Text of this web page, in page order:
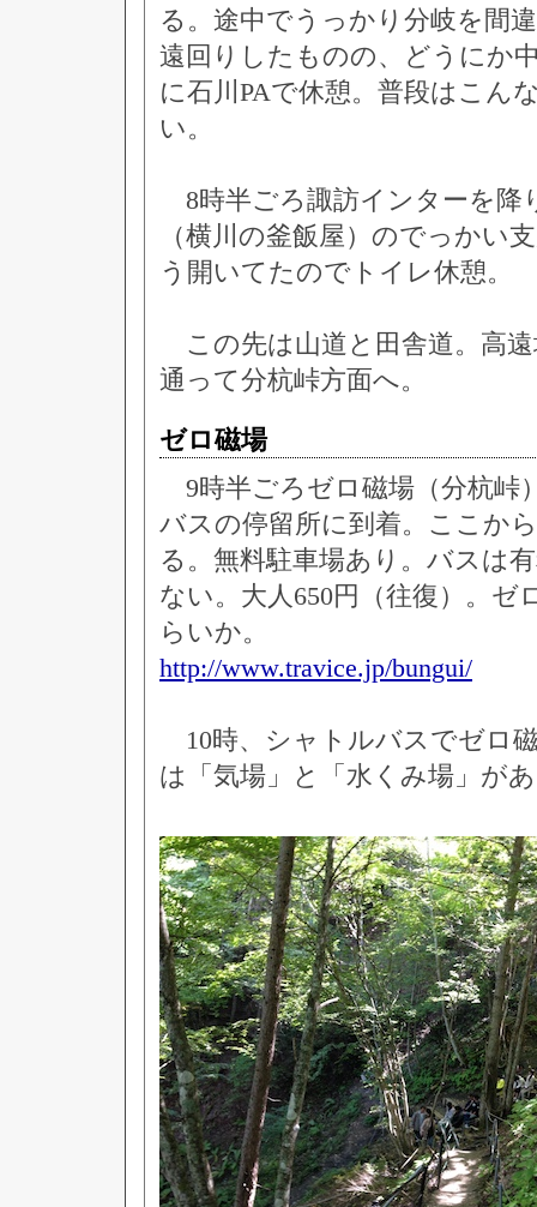
る。途中でうっかり分岐を間
遠回りしたものの、どうにか
に石川PAで休憩。普段はこん
い。
8時半ごろ諏訪インターを降
（横川の釜飯屋）のでっかい
う開いてたのでトイレ休憩。
この先は山道と田舎道。高
通って分杭峠方面へ。
ゼロ磁場
9時半ごろゼロ磁場（分杭峠
バスの停留所に到着。ここか
る。無料駐車場あり。バスは
ない。大人650円（往復）。ゼ
らいか。
http://www.travice.jp/bungui/
10時、シャトルバスでゼロ
は「気場」と「水くみ場」が